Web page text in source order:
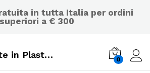
in tutta Italia per ordini
superiori a € 300
Bis di Posate in Plastica Confezionate Monouso -Forchette,Coltello,Tovagliolo- 100 pz. 0